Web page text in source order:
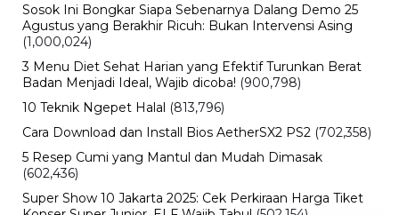
Sosok Ini Bongkar Siapa Sebenarnya Dalang Demo 25
Agustus yang Berakhir Ricuh: Bukan Intervensi Asing
(1,000,024)
3 Menu Diet Sehat Harian yang Efektif Turunkan Berat
Badan Menjadi Ideal, Wajib dicoba! (900,798)
10 Teknik Ngepet Halal (813,796)
Cara Download dan Install Bios AetherSX2 PS2 (702,358)
5 Resep Cumi yang Mantul dan Mudah Dimasak
(602,436)
Super Show 10 Jakarta 2025: Cek Perkiraan Harga Tiket